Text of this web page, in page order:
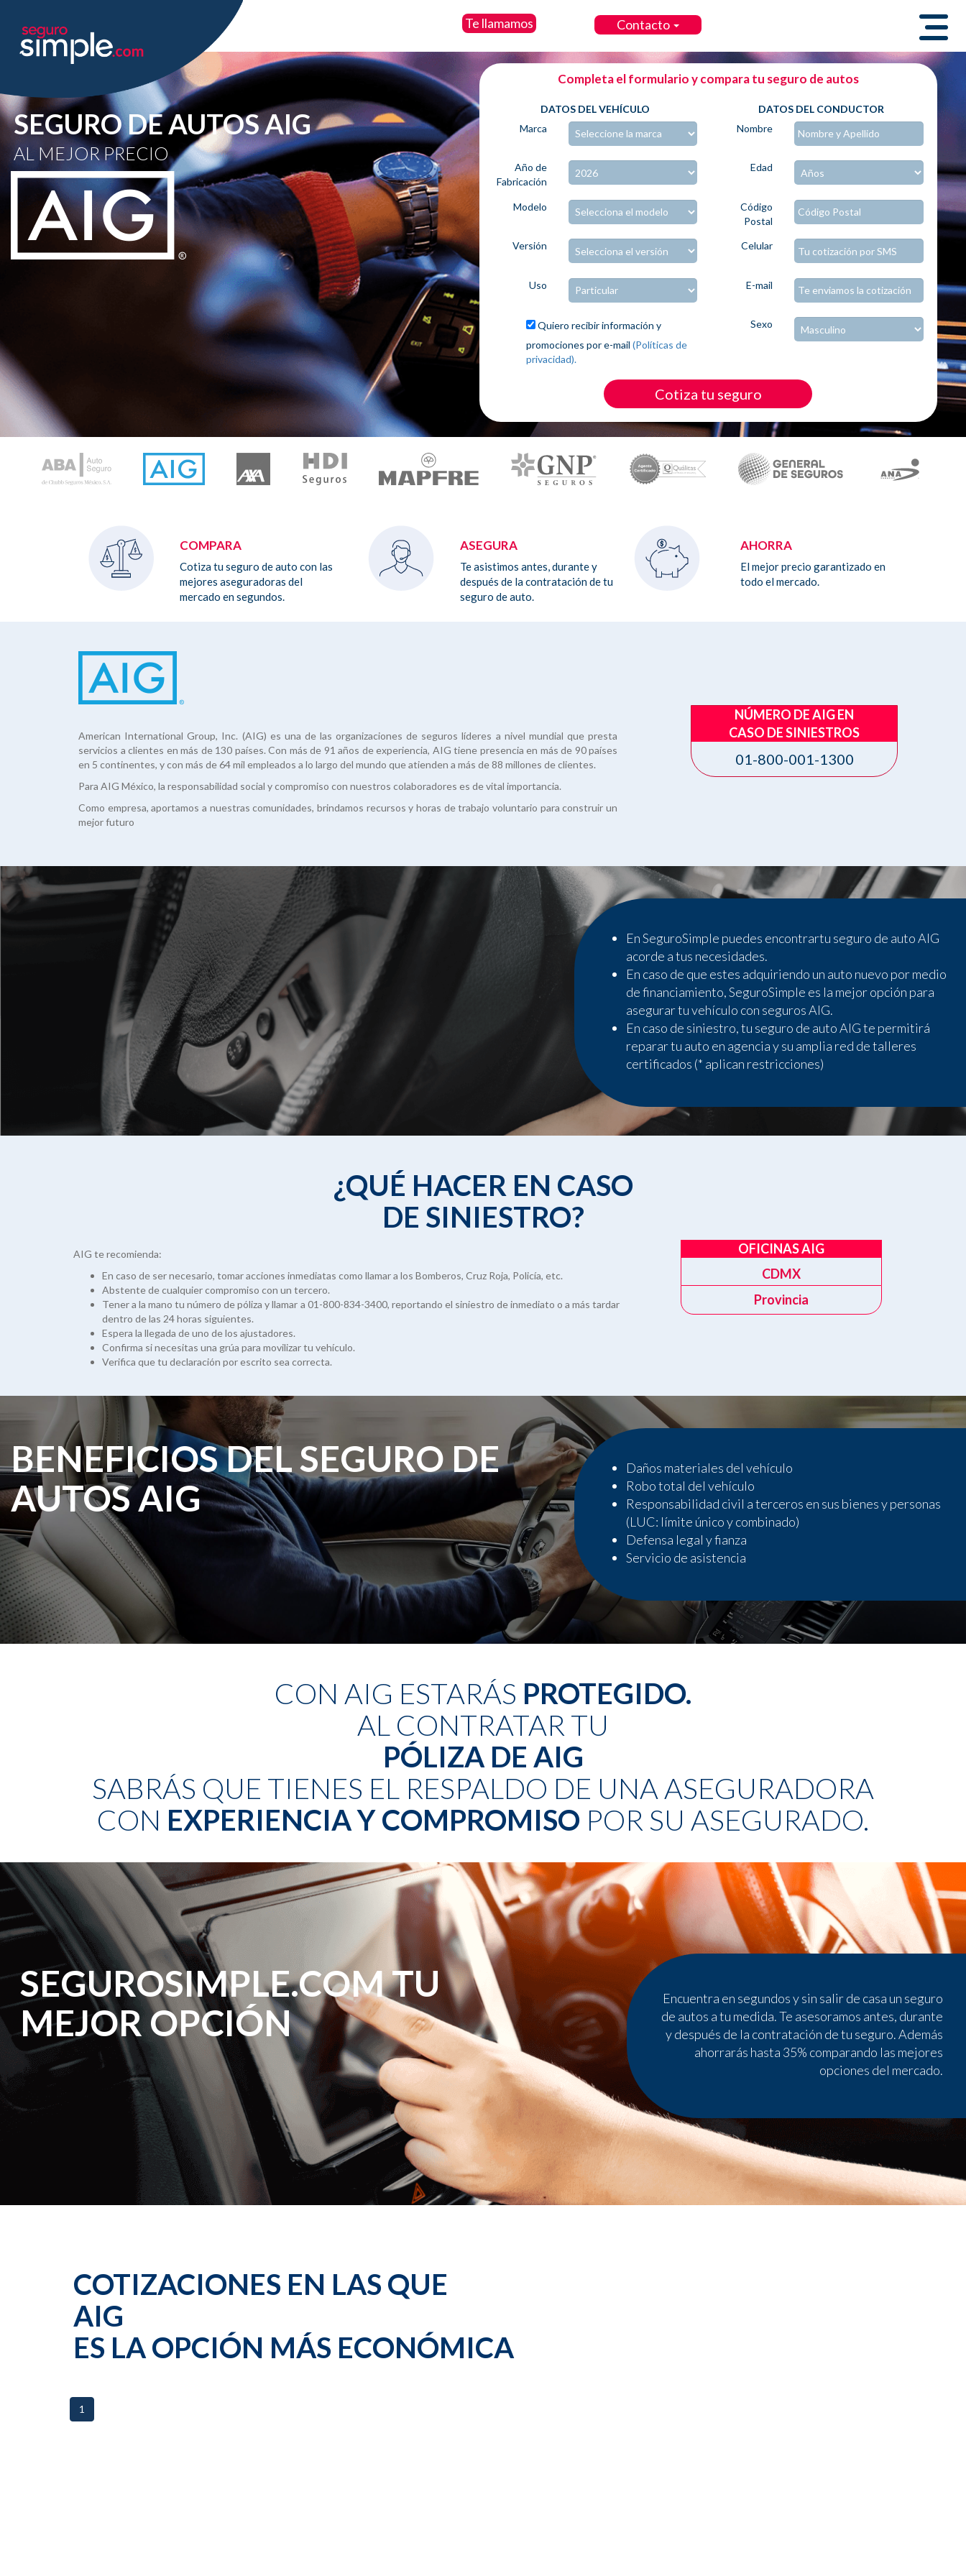
Te llamamos Contacto
SEGURO DE AUTOS AIG
AL MEJOR PRECIO
Completa el formulario y compara tu seguro de autos
DATOS DEL VEHÍCULO
Marca
Año de
Fabricación
Modelo
Versión
Uso
Quiero recibir información y
promociones por e-mail(Políticas de
privacidad).
DATOS DEL CONDUCTOR
Nombre
Edad
Código
Postal
Celular
E-mail
Sexo
Cotiza tu seguro
COMPARA
Cotiza tu seguro de auto con las
mejores aseguradoras del
mercado en segundos.
ASEGURA
Te asistimos antes, durante y
después de la contratación de tu
seguro de auto.
AHORRA
El mejor precio garantizado en
todo el mercado.
American International Group, Inc. (AIG) es una de las organizaciones de seguros líderes a nivel mundial que presta
servicios a clientes en más de 130 países. Con más de 91 años de experiencia, AIG tiene presencia en más de 90 países
en 5 continentes, y con más de 64 mil empleados a lo largo del mundo que atienden a más de 88 millones de clientes.
Para AIG México, la responsabilidad social y compromiso con nuestros colaboradores es de vital importancia.
Como empresa, aportamos a nuestras comunidades, brindamos recursos y horas de trabajo voluntario para construir un
mejor futuro
NÚMERO DE AIG EN
CASO DE SINIESTROS
01-800-001-1300
En SeguroSimple puedes encontrartu seguro de auto AIG
acorde a tus necesidades.
En caso de que estes adquiriendo un auto nuevo por medio
de financiamiento, SeguroSimple es la mejor opción para
asegurar tu vehículo con seguros AIG.
En caso de siniestro, tu seguro de auto AIG te permitirá
reparar tu auto en agencia y su amplia red de talleres
certificados (* aplican restricciones)
¿QUÉ HACER EN CASO
DE SINIESTRO?
AIG te recomienda:
En caso de ser necesario, tomar acciones inmediatas como llamar a los Bomberos, Cruz Roja, Policía, etc.
Abstente de cualquier compromiso con un tercero.
Tener a la mano tu número de póliza y llamar a 01-800-834-3400, reportando el siniestro de inmediato o a más tardar
dentro de las 24 horas siguientes.
Espera la llegada de uno de los ajustadores.
Confirma si necesitas una grúa para movilizar tu vehículo.
Verifica que tu declaración por escrito sea correcta.
OFICINAS AIG
CDMX
Provincia
BENEFICIOS DEL SEGURO DE
AUTOS AIG
Daños materiales del vehículo
Robo total del vehículo
Responsabilidad civil a terceros en sus bienes y personas
(LUC: límite único y combinado)
Defensa legal y fianza
Servicio de asistencia
ban
CON AIG ESTARÁS PROTEGIDO.
AL CONTRATAR TU
PÓLIZA DE AIG
SABRÁS QUE TIENES EL RESPALDO DE UNA ASEGURADORA
CON EXPERIENCIA Y COMPROMISO POR SU ASEGURADO.
SEGUROSIMPLE.COM TU
MEJOR OPCIÓN
Encuentra en segundos y sin salir de casa un seguro
de autos a tu medida. Te asesoramos antes, durante
y después de la contratación de tu seguro. Además
ahorrarás hasta 35% comparando las mejores
opciones del mercado.
COTIZACIONES EN LAS QUE
AIG
ES LA OPCIÓN MÁS ECONÓMICA
1